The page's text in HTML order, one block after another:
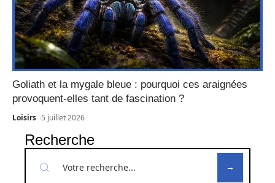
Goliath et la mygale bleue : pourquoi ces araignées
provoquent-elles tant de fascination ?
Loisirs 5 juillet 2026
Recherche